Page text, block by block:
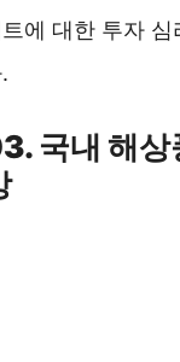
에 대한 투자
국내 해상